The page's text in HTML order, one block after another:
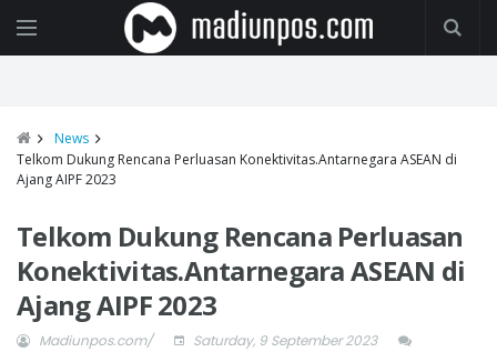
News
Telkom Dukung Rencana Perluasan Konektivitas.Antarnegara ASEAN di
Ajang AIPF 2023
Telkom Dukung Rencana Perluasan
Konektivitas.Antarnegara ASEAN di
Ajang AIPF 2023
Madiunpos.com/ Saturday, 9 September 2023